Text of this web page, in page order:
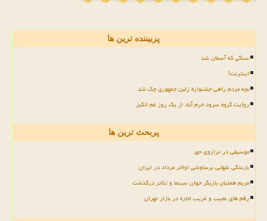
پربیننده ترین ها
سنگی که آسمان شد
اینترنت!
بچه مردم راهی جشنواره زلین جمهوری چک شد
روایت گروه سرود خرم آباد از یک روز غم انگیز
پربحث ترین ها
موسیقی در ترازوی حق
بارندگی شهابی برساوشی اواخر مرداد در ایران
مریم همتیان بازیگر جوان سینما و تئاتر درگذشت
رقم های عجیب و غریب اجاره در بازار تهران